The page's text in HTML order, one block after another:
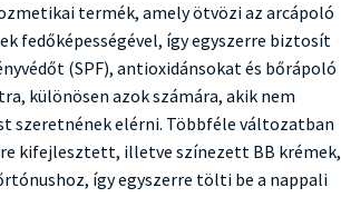
termék, amely ötvözi az arcápoló
fedőképességével, így egyszerre biztosít
(SPF), antioxidánsokat és bőrápoló
különösen azok számára, akik nem
szeretnének elérni. Többféle változatban
kifejlesztett, illetve színezett BB krémek,
így egyszerre tölti be a nappali